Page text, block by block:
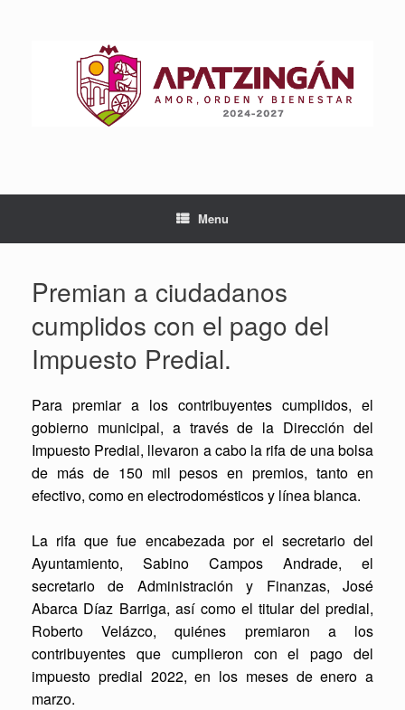
Menu
Premian a ciudadanos
cumplidos con el pago del
Impuesto Predial.
Para premiar a los contribuyentes cumplidos, el
gobierno municipal, a través de la Dirección del
Impuesto Predial, llevaron a cabo la rifa de una bolsa
de más de 150 mil pesos en premios, tanto en
efectivo, como en electrodomésticos y línea blanca.
La rifa que fue encabezada por el secretario del
Ayuntamiento, Sabino Campos Andrade, el
secretario de Administración y Finanzas, José
Abarca Díaz Barriga, así como el titular del predial,
Roberto Velázco, quiénes premiaron a los
contribuyentes que cumplieron con el pago del
impuesto predial 2022, en los meses de enero a
marzo.